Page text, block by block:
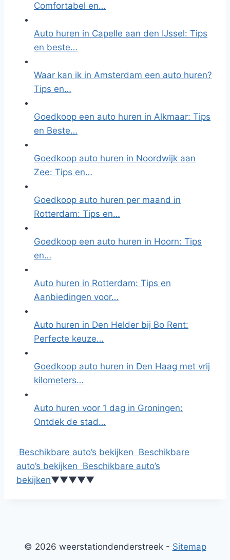
Comfortabel en…
Auto huren in Capelle aan den IJssel: Tips
en beste…
Waar kan ik in Amsterdam een auto huren?
Tips en…
Goedkoop een auto huren in Alkmaar: Tips
en Beste…
Goedkoop auto huren in Noordwijk aan
Zee: Tips en…
Goedkoop auto huren per maand in
Rotterdam: Tips en…
Goedkoop een auto huren in Hoorn: Tips
en…
Auto huren in Rotterdam: Tips en
Aanbiedingen voor…
Auto huren in Den Helder bij Bo Rent:
Perfecte keuze…
Goedkoop auto huren in Den Haag met vrij
kilometers…
Auto huren voor 1 dag in Groningen:
Ontdek de stad…
Beschikbare auto’s bekijken Beschikbare
auto’s bekijken Beschikbare auto’s
bekijken▼▼▼▼▼
© 2026 weerstationdenderstreek - Sitemap